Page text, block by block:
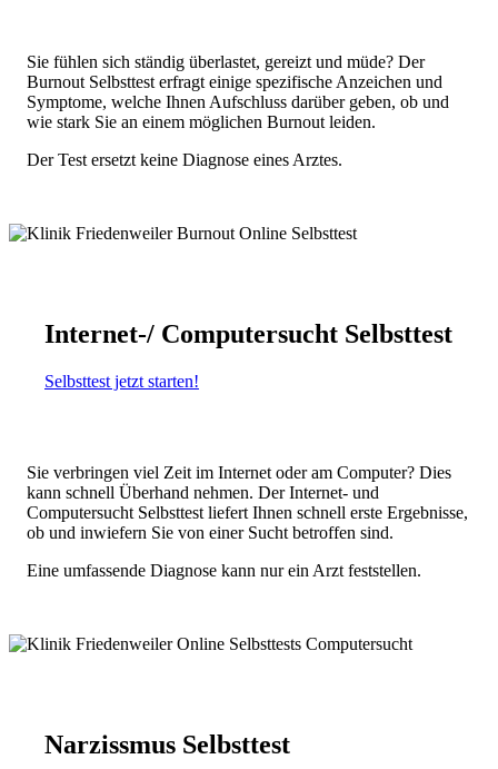
Sie fühlen sich ständig überlastet, gereizt und müde? Der
Burnout Selbsttest erfragt einige spezifische Anzeichen und
Symptome, welche Ihnen Aufschluss darüber geben, ob und
wie stark Sie an einem möglichen Burnout leiden.
Der Test ersetzt keine Diagnose eines Arztes.
Internet-/ Computersucht Selbsttest
Selbsttest jetzt starten!
Sie verbringen viel Zeit im Internet oder am Computer? Dies
kann schnell Überhand nehmen. Der Internet- und
Computersucht Selbsttest liefert Ihnen schnell erste Ergebnisse,
ob und inwiefern Sie von einer Sucht betroffen sind.
Eine umfassende Diagnose kann nur ein Arzt feststellen.
Narzissmus Selbsttest